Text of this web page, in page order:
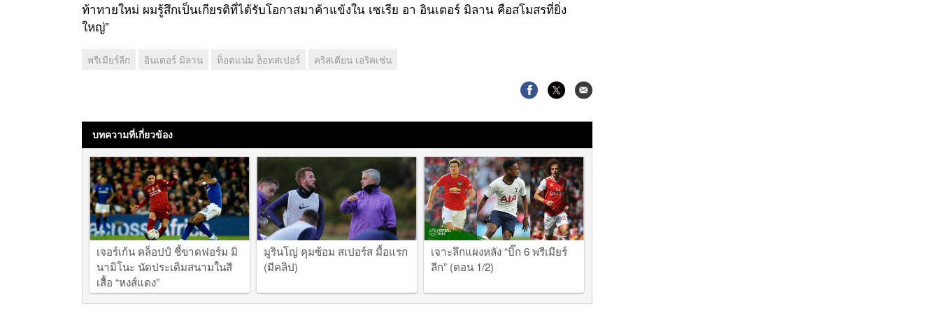
ท้าทายใหม่ ผมรู้สึกเป็นเกียรติที่ได้รับโอกาสมาค้าแข้งใน เซเรีย อา อินเตอร์ มิลาน คือสโมสรที่ยิ่ง
ใหญ่”
พรีเมียร์ลีก อินเตอร์ มิลาน ท็อตแน่ม ฮ็อทสเปอร์ คริสเตียน เอริคเซ่น
บทความที่เกี่ยวข้อง
เจอร์เก้น คล็อปป์ ชี้ขาดฟอร์ม มิ
นามิโนะ นัดประเดิมสนามในสี
เสื้อ “หงส์แดง”
มูรินโญ่ คุมซ้อม สเปอร์ส มื้อแรก
(มีคลิป)
เจาะลึกแผงหลัง “บิ๊ก 6 พรีเมียร์
ลีก” (ตอน 1/2)